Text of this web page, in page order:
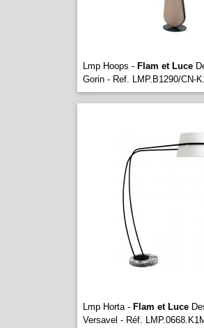
Lmp Hoops - Flam et Luce
Gorin - Ref. LMP.B1290/CN-
Lmp Horta - Flam et Luce
Versavel - Réf.